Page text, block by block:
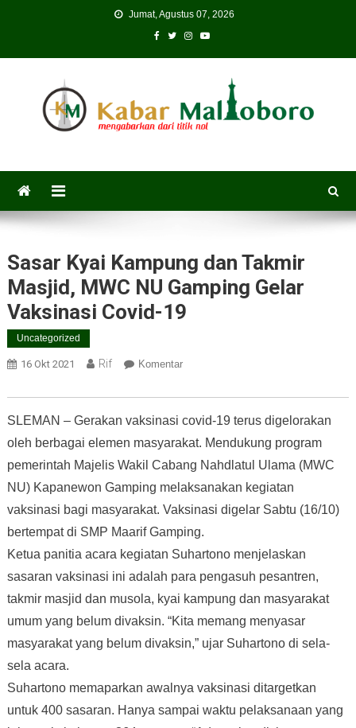
Jumat, Agustus 07, 2026
Sasar Kyai Kampung dan Takmir
Masjid, MWC NU Gamping Gelar
Vaksinasi Covid-19
Uncategorized
16 Okt 2021 Rif Komentar
SLEMAN – Gerakan vaksinasi covid-19 terus digelorakan
oleh berbagai elemen masyarakat. Mendukung program
pemerintah Majelis Wakil Cabang Nahdlatul Ulama (MWC
NU) Kapanewon Gamping melaksanakan kegiatan
vaksinasi bagi masyarakat. Vaksinasi digelar Sabtu (16/10)
bertempat di SMP Maarif Gamping.
Ketua panitia acara kegiatan Suhartono menjelaskan
sasaran vaksinasi ini adalah para pengasuh pesantren,
takmir masjid dan musola, kyai kampung dan masyarakat
umum yang belum divaksin. “Kita memang menyasar
masyarakat yang belum divaksin,” ujar Suhartono di sela-
sela acara.
Suhartono memaparkan awalnya vaksinasi ditargetkan
untuk 400 sasaran. Hanya sampai waktu pelaksanaan yang